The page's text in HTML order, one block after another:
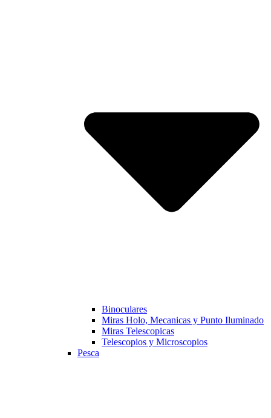
Binoculares
Miras Holo, Mecanicas y Punto Iluminado
Miras Telescopicas
Telescopios y Microscopios
Pesca